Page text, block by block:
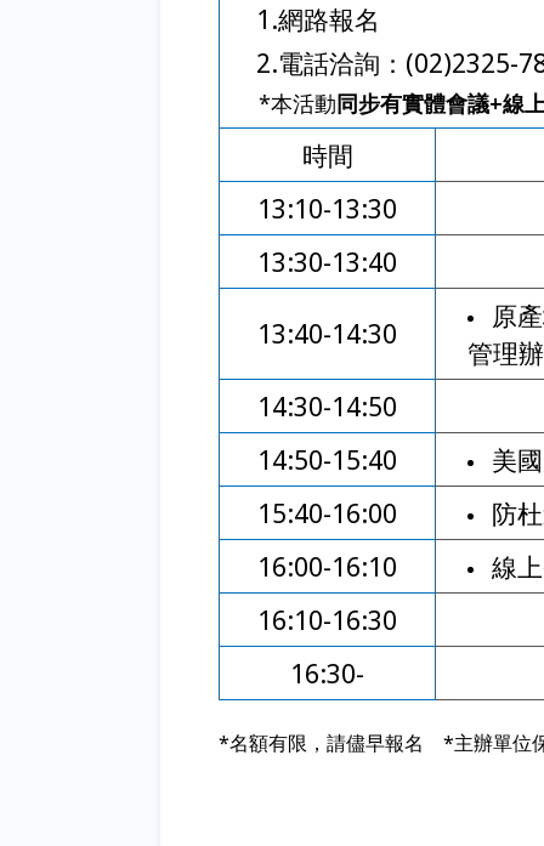
1.網路報名
2.電話洽詢：(02)2325-
*本活動同步有實體會議+線
時間
13:10-13:30
13:30-13:40
13:40-14:30
原
管理
14:30-14:50
14:50-15:40
美
15:40-16:00
防
16:00-16:10
線
16:10-16:30
16:30-
*名額有限，請儘早報名 *主辦單位